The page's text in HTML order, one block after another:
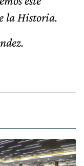
la Historia.